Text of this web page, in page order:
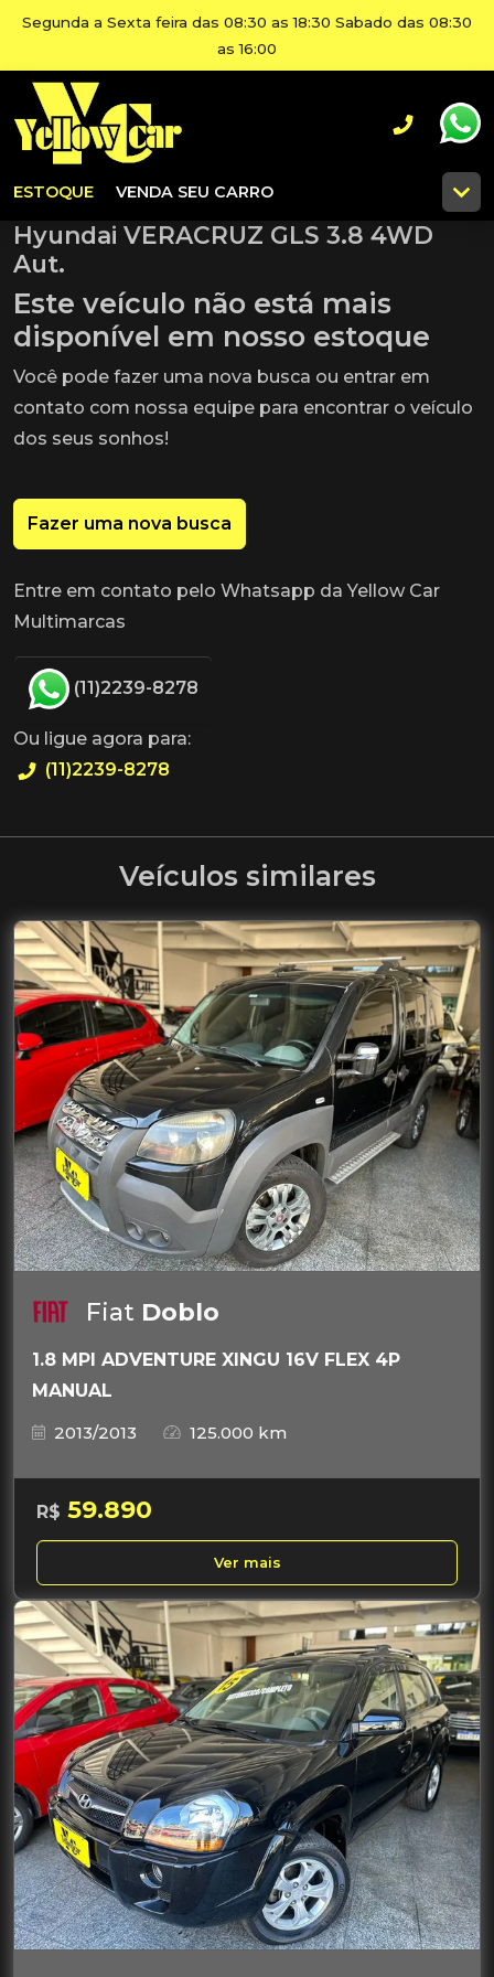
Segunda a Sexta feira das 08:30 as 18:30 Sabado das 08:30
as 16:00
ESTOQUE VENDA SEU CARRO
Hyundai VERACRUZ GLS 3.8 4WD
Aut.
Este veículo não está mais
disponível em nosso estoque
Você pode fazer uma nova busca ou entrar em
contato com nossa equipe para encontrar o veículo
dos seus sonhos!
Fazer uma nova busca
Entre em contato pelo Whatsapp da Yellow Car
Multimarcas
(11)2239-8278
Ou ligue agora para:
(11)2239-8278
Veículos similares
Fiat Doblo
1.8 MPI ADVENTURE XINGU 16V FLEX 4P
MANUAL
2013/2013
125.000 km
R$ 59.890
Ver mais